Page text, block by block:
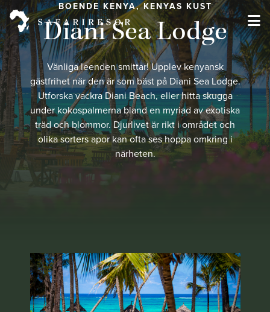
BOENDE KENYA, KENYAS KUST
Diani Sea Lodge
Vänliga leenden smittar! Upplev kenyansk
gästfrihet när den är som bäst på Diani Sea Lodge.
Utforska vackra Diani Beach, eller hitta skugga
under kokospalmerna bland en myriad av exotiska
träd och blommor. Djurlivet är rikt i området och
olika sorters apor kan ofta ses hoppa omkring i
närheten.